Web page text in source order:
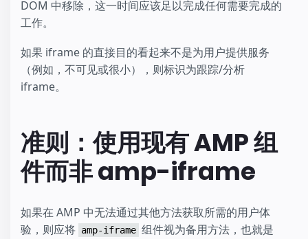
DOM 中移除，这一时间应该足以完成任何需要完成的
工作。
如果 iframe 的直接目的看起来不是为用户提供服务
（例如，不可见或很小），则标识为跟踪/分析
iframe。
准则：使用现有 AMP 组
件而非 amp-iframe
如果在 AMP 中无法通过其他方法获取所需的用户体
验，则应将 amp-iframe 组件视为备用方法，也就是